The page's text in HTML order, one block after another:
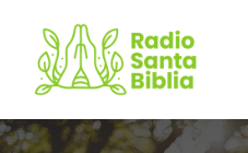
contenido